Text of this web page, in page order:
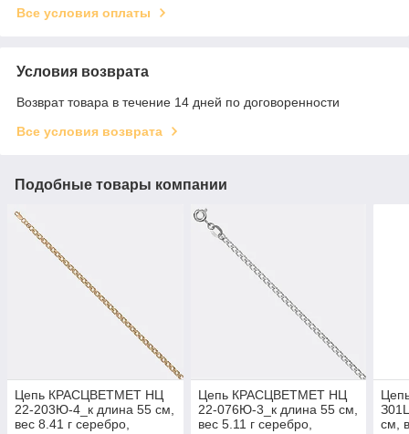
Все условия оплаты
Условия возврата
Возврат товара в течение 14 дней по договоренности
Все условия возврата
Подобные товары компании
Цепь КРАСЦВЕТМЕТ НЦ
22-203Ю-4_к длина 55 см,
вес 8.41 г серебро,
Цепь КРАСЦВЕТМЕТ НЦ
22-076Ю-3_к длина 55 см,
вес 5.11 г серебро,
см,